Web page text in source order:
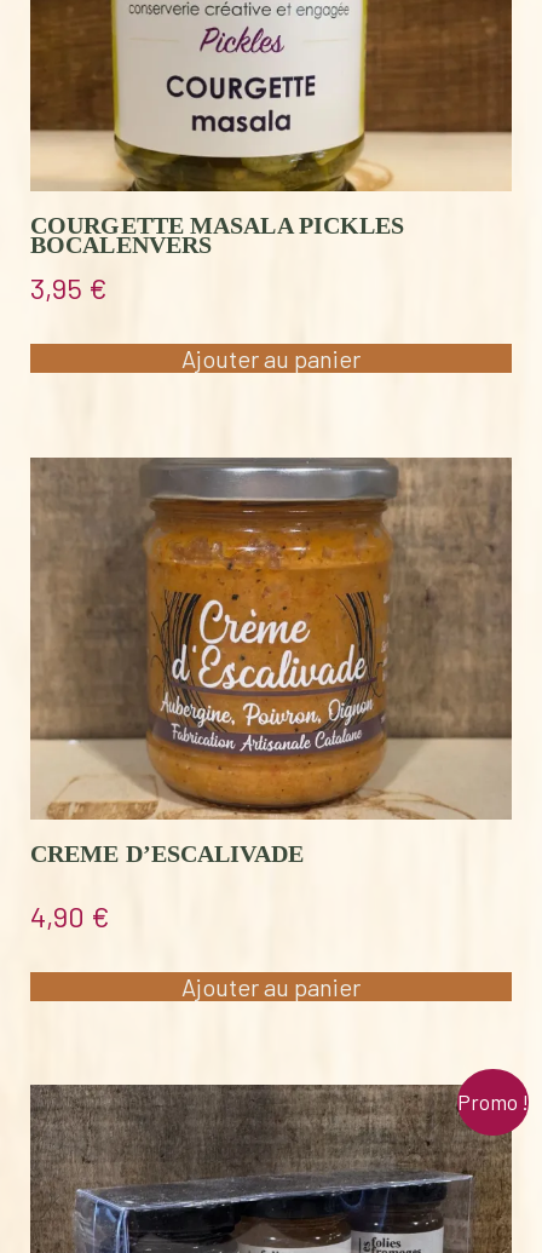
COURGETTE MASALA PICKLES
BOCALENVERS
3,95 €
Ajouter au panier
CREME D’ESCALIVADE
4,90 €
Ajouter au panier
Promo !